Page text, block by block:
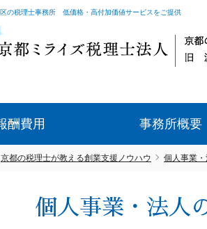
の税理士事務所 低価格・高付加価値サービスをご提供
酬費用 事務所概要
京都の税理士が教える創業支援ノウハウ 個人事業
個人事業・法人